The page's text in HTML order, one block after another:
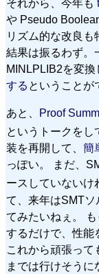
それから、今年も
や Pseudo
リズム的な改良
結果は振るわず。
MINLPLIB2を変換
する ということが
あと、 Proof
というトークをし
装を再開して、 簡
っぽい。 まだ、
ースしていないけ
て、来年はSMTソ
てみたいねぇ。
するだけで、性能
これから頑張って
までは行けそうに